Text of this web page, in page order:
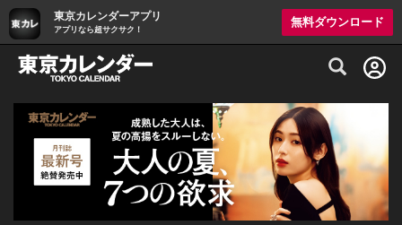
東京カレンダーアプリ
アプリなら超サクサク！
無料ダウンロード
グルメ情報・プレミアムレストラン予約